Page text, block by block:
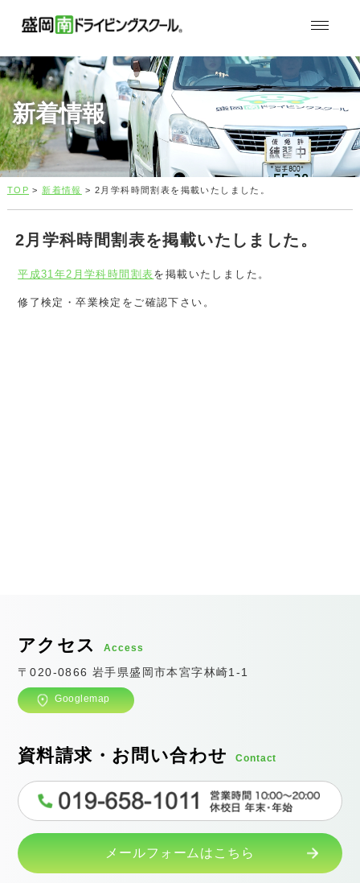
新着情報
TOP > 新着情報 > 2月学科時間割表を掲載いたしました。
2月学科時間割表を掲載いたしました。
平成31年2月学科時間割表を掲載いたしました。
修了検定・卒業検定をご確認下さい。
アクセス Access
〒020-0866 岩手県盛岡市本宮字林崎1-1
Googlemap
資料請求・お問い合わせ Contact
メールフォームはこちら